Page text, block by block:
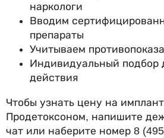
наркологи
Вводим
препараты
Учитываем
Индивидуальный подбор
действия
Чтобы узнать цену на
Продетоксоном, напишите
чат или наберите номер 8